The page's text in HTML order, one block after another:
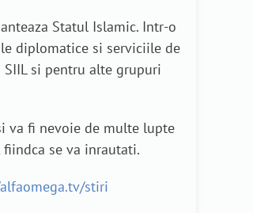
Statul Islamic. Intr-o
diplomatice si serviciile de
si pentru alte grupuri
va fi nevoie de multe lupte
se va inrautati.
stiri